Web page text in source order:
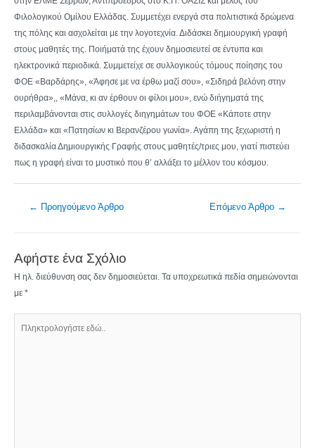
Φιλολογικού Ομίλου Ελλάδας. Συμμετέχει ενεργά στα πολιτιστικά δρώμενα
της πόλης και ασχολείται με την λογοτεχνία. Διδάσκει δημιουργική γραφή
στους μαθητές της. Ποιήματά της έχουν δημοσιευτεί σε έντυπα και
ηλεκτρονικά περιοδικά. Συμμετείχε σε συλλογικούς τόμους ποίησης του
ΦΟΕ «Βαρδάρης», «Άφησε με να έρθω μαζί σου», «Σιδηρά βελόνη στην
ουρήθρα»,, «Μάνα, κι αν έρθουν οι φίλοι μου», ενώ διήγηματά της
περιλαμβάνονται στις συλλογές διηγημάτων του ΦΟΕ «Κάποτε στην
Ελλάδα» και «Πατησίων κι Βερανζέρου γωνία». Αγάπη της ξεχωριστή η
διδασκαλία Δημιουργικής Γραφής στους μαθητές/τριες μου, γιατί πιστεύει
πως η γραφή είναι το μυστικό που θ’ αλλάξει το μέλλον του κόσμου.
Πλοήγηση
← Προηγούμενο Άρθρο Επόμενο Άρθρο →
Αφήστε ένα Σχόλιο
Η ηλ. διεύθυνση σας δεν δημοσιεύεται. Τα υποχρεωτικά πεδία σημειώνονται
με *